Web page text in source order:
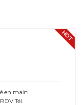
HOT
en main
Tél.